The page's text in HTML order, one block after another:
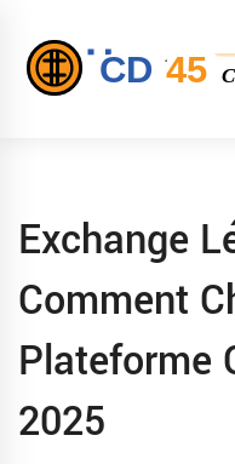
Exchange
Comment
Plateforme
2025